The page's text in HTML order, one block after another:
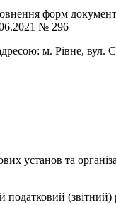
форм
№ 296
м. Рівне,
установ та